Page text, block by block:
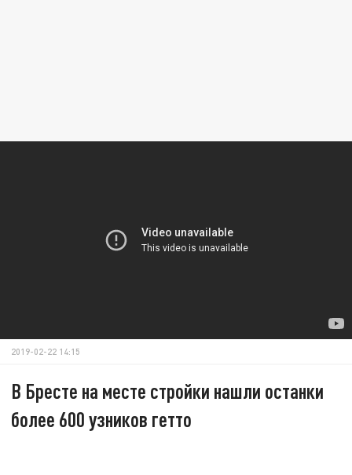
2019-02-22 14:15
В Бресте на месте стройки нашли останки
более 600 узников гетто